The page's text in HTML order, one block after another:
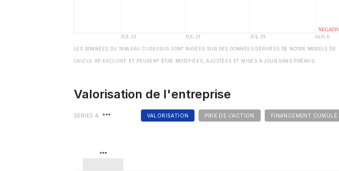
LES DONNÉES DU TABLEAU CI-DESSUS SONT BASÉES SUR DES DONNÉES DÉRIVÉES DE NOTRE MODÈLE DE
CALCUL XP EXCLUSIF ET PEUVENT ÊTRE MODIFIÉES, AJUSTÉES ET MISES À JOUR SANS PRÉAVIS.
Valorisation de l'entreprise
VALORISATION PRIX DE L'ACTION FINANCEMENT CUMULÉ
SERIES A ***